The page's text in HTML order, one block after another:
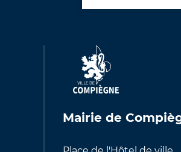
Mairie de